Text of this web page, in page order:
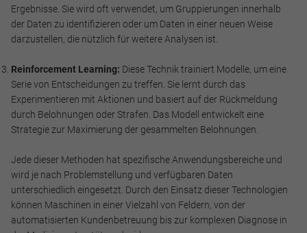
Ergebnisse. Sie wird oft verwendet, um Gruppierungen innerhalb
der Daten zu identifizieren oder um Daten in einer neuen Weise
darzustellen, die nützlich für weitere Analysen ist.
Reinforcement Learning: Diese Technik trainiert Modelle, um eine
Serie von Entscheidungen zu treffen. Sie lernt durch das
Experimentieren mit Aktionen und basiert auf der Rückmeldung
durch Belohnungen oder Strafen. Das Modell entwickelt eine
Strategie zur Maximierung der gesammelten Belohnungen.
Jede dieser Methoden hat spezifische Anwendungsbereiche und
wird je nach Problemstellung und verfügbaren Daten
unterschiedlich eingesetzt. Durch den Einsatz dieser Technologien
können Maschinen in einer Vielzahl von Feldern, von der
automatisierten Kundenbetreuung bis zur komplexen Diagnose in